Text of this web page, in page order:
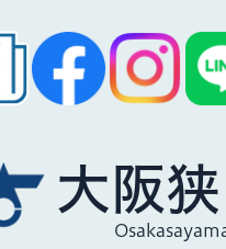
大阪